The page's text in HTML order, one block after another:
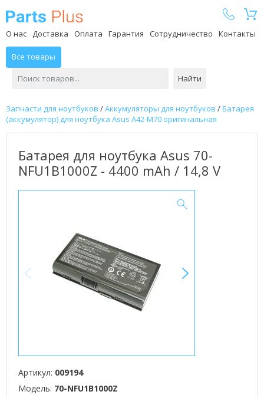
О нас Доставка Оплата Гарантия Сотрудничество Контакты
Все товары
Найти
Запчасти для ноутбуков /Аккумуляторы для ноутбуков /Батарея
(аккумулятор) для ноутбука Asus A42-M70 оригинальная
Батарея для ноутбука Asus 70-
NFU1B1000Z - 4400 mAh / 14,8 V
Артикул: 009194
Модель: 70-NFU1B1000Z